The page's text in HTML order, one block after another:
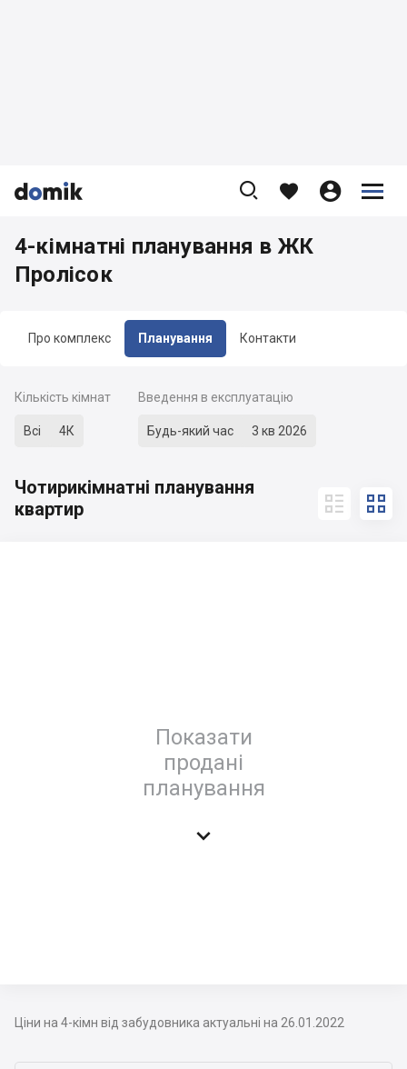


    


Про комплекс Планування Контакти
4-кімнатні планування в ЖК
Пролісок
Кількість кімнат
Всі 4К
Введення в експлуатацію
Будь-який час 3 кв 2026
Чотирикімнатні планування
квартир
 
Показати
продані
планування

Ціни на 4-кімн від забудовника актуальні на 26.01.2022